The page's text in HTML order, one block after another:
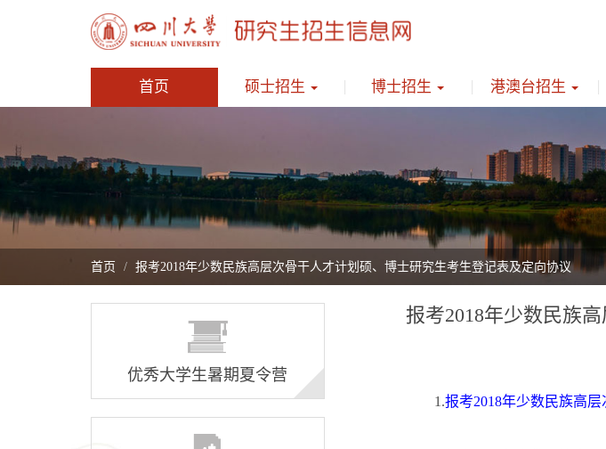
首页 硕士招生 博士招生 港澳台招生
首页 报考2018年少数民族高层次骨干人才计划硕、博士研究生考生登记表及定向协议
优秀大学生暑期夏令营
报考2018年少数民族
1.报考2018年少数民族高